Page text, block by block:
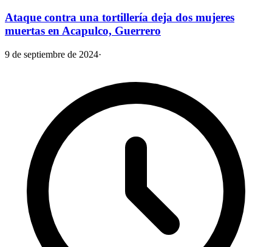
Ataque contra una tortillería deja dos mujeres
muertas en Acapulco, Guerrero
9 de septiembre de 2024·